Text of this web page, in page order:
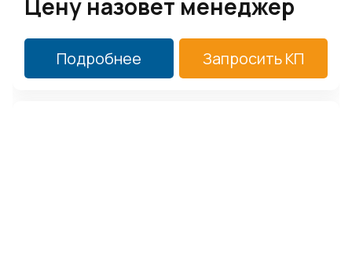
Цену назовет менеджер
Подробнее Запросить КП